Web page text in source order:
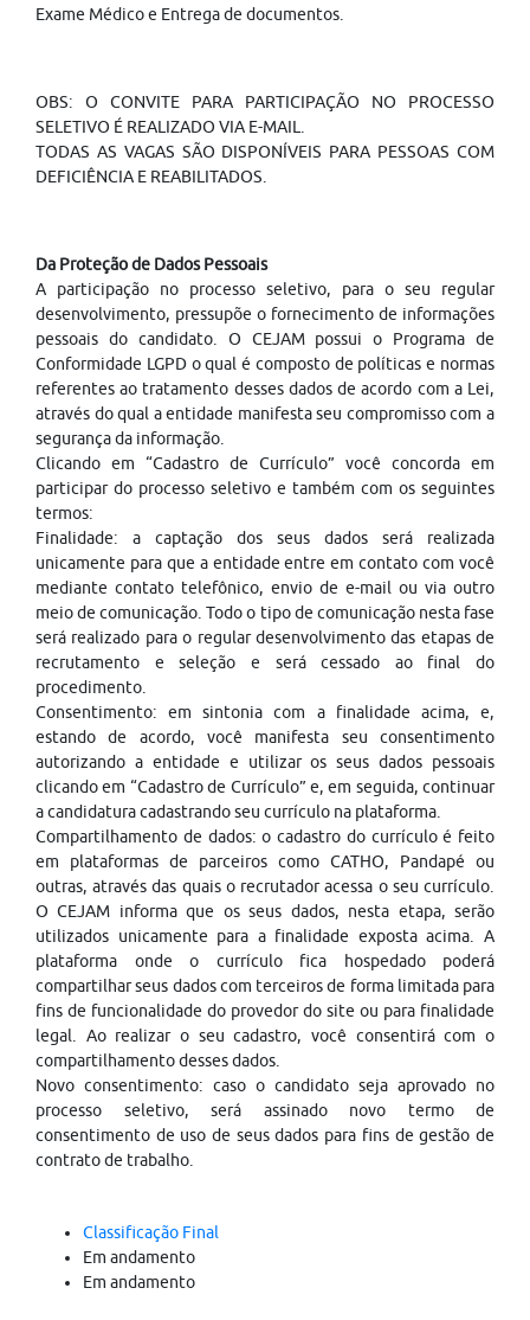
Exame Médico e Entrega de documentos.
OBS: O CONVITE PARA PARTICIPAÇÃO NO PROCESSO
SELETIVO É REALIZADO VIA E-MAIL.
TODAS AS VAGAS SÃO DISPONÍVEIS PARA PESSOAS COM
DEFICIÊNCIA E REABILITADOS.
Da Proteção de Dados Pessoais
A participação no processo seletivo, para o seu regular
desenvolvimento, pressupõe o fornecimento de informações
pessoais do candidato. O CEJAM possui o Programa de
Conformidade LGPD o qual é composto de políticas e normas
referentes ao tratamento desses dados de acordo com a Lei,
através do qual a entidade manifesta seu compromisso com a
segurança da informação.
Clicando em “Cadastro de Currículo” você concorda em
participar do processo seletivo e também com os seguintes
termos:
Finalidade: a captação dos seus dados será realizada
unicamente para que a entidade entre em contato com você
mediante contato telefônico, envio de e-mail ou via outro
meio de comunicação. Todo o tipo de comunicação nesta fase
será realizado para o regular desenvolvimento das etapas de
recrutamento e seleção e será cessado ao final do
procedimento.
Consentimento: em sintonia com a finalidade acima, e,
estando de acordo, você manifesta seu consentimento
autorizando a entidade e utilizar os seus dados pessoais
clicando em “Cadastro de Currículo” e, em seguida, continuar
a candidatura cadastrando seu currículo na plataforma.
Compartilhamento de dados: o cadastro do currículo é feito
em plataformas de parceiros como CATHO, Pandapé ou
outras, através das quais o recrutador acessa o seu currículo.
O CEJAM informa que os seus dados, nesta etapa, serão
utilizados unicamente para a finalidade exposta acima. A
plataforma onde o currículo fica hospedado poderá
compartilhar seus dados com terceiros de forma limitada para
fins de funcionalidade do provedor do site ou para finalidade
legal. Ao realizar o seu cadastro, você consentirá com o
compartilhamento desses dados.
Novo consentimento: caso o candidato seja aprovado no
processo seletivo, será assinado novo termo de
consentimento de uso de seus dados para fins de gestão de
contrato de trabalho.
Classificação Final
Em andamento
Em andamento